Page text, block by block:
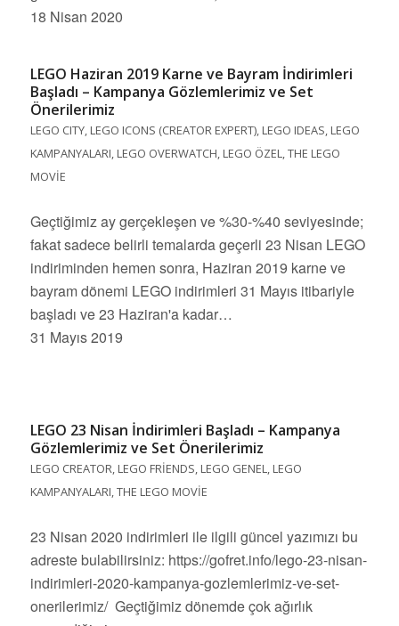
18 Nisan 2020
LEGO Haziran 2019 Karne ve Bayram İndirimleri
Başladı – Kampanya Gözlemlerimiz ve Set
Önerilerimiz
LEGO CITY, LEGO ICONS (CREATOR EXPERT), LEGO IDEAS, LEGO
KAMPANYALARI, LEGO OVERWATCH, LEGO ÖZEL,THE LEGO
MOVIE
Geçtiğimiz ay gerçekleşen ve %30-%40 seviyesinde;
fakat sadece belirli temalarda geçerli 23 Nisan LEGO
indiriminden hemen sonra, Haziran 2019 karne ve
bayram dönemi LEGO indirimleri 31 Mayıs itibariyle
başladı ve 23 Haziran'a kadar…
31 Mayıs 2019
LEGO 23 Nisan İndirimleri Başladı – Kampanya
Gözlemlerimiz ve Set Önerilerimiz
LEGO CREATOR, LEGO FRIENDS, LEGO GENEL, LEGO
KAMPANYALARI,THE LEGO MOVIE
23 Nisan 2020 indirimleri ile ilgili güncel yazımızı bu
adreste bulabilirsiniz: https://gofret.info/lego-23-nisan-
indirimleri-2020-kampanya-gozlemlerimiz-ve-set-
onerilerimiz/ Geçtiğimiz dönemde çok ağırlık